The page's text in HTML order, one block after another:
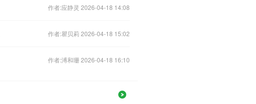
作者:应静灵 2026-04-18 14:08
作者:瞿贝莉 2026-04-18 15:02
作者:溥和珊 2026-04-18 16:10